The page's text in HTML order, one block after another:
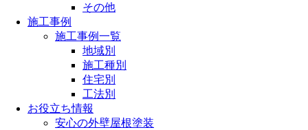
その他
施工事例
施工事例一覧
地域別
施工種別
住宅別
工法別
お役立ち情報
安心の外壁屋根塗装